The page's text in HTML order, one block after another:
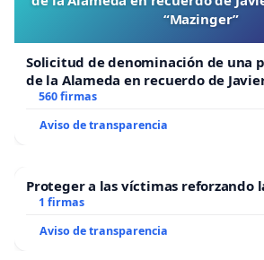
“Mazinger”
Solicitud de denominación de una
de la Alameda en recuerdo de
“Mazinger”
560 firmas
Aviso de transparencia
Proteger a las víctimas reforzando
1 firmas
Aviso de transparencia